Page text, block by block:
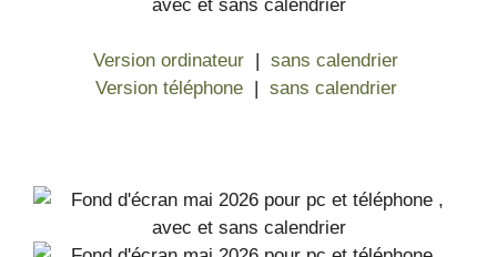
Version ordinateur | sans calendrier
Version téléphone| sans calendrier